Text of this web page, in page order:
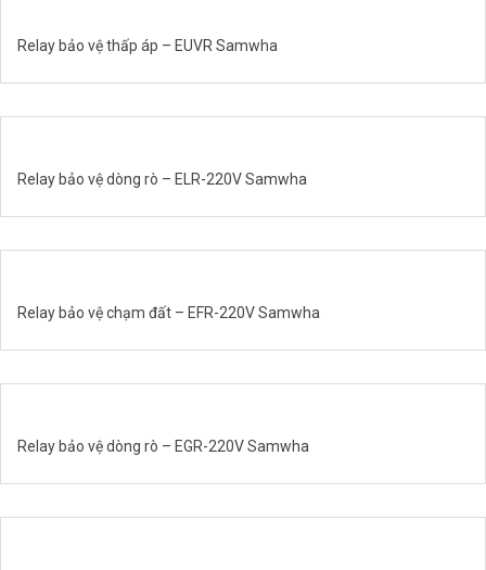
Relay bảo vệ thấp áp – EUVR Samwha
Relay bảo vệ dòng rò – ELR-220V Samwha
Relay bảo vệ chạm đất – EFR-220V Samwha
Relay bảo vệ dòng rò – EGR-220V Samwha